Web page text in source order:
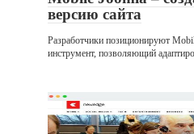
версию сайта
Разработчики позиционируют
инструмент, позволяющий